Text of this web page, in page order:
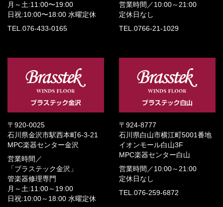
月～土:11:00〜19:00
日祝:10:00〜18:00 水曜定休
TEL.076-433-0165
営業時間／ 10:00～21:00
定休日なし
TEL.0766-21-1029
〒920-0025
石川県金沢市駅西本町6-3-21
MPC楽器センター金沢
営業時間／
「ブラステック金沢」
管楽器修理専門
月～土:11:00～19:00
日祝:10:00～18:00 水曜定休
〒924-8777
石川県白山市横江町5001番地
イオンモール白山3F
MPC楽器センター白山
営業時間／ 10:00～21:00
定休日なし
TEL.076-259-6872